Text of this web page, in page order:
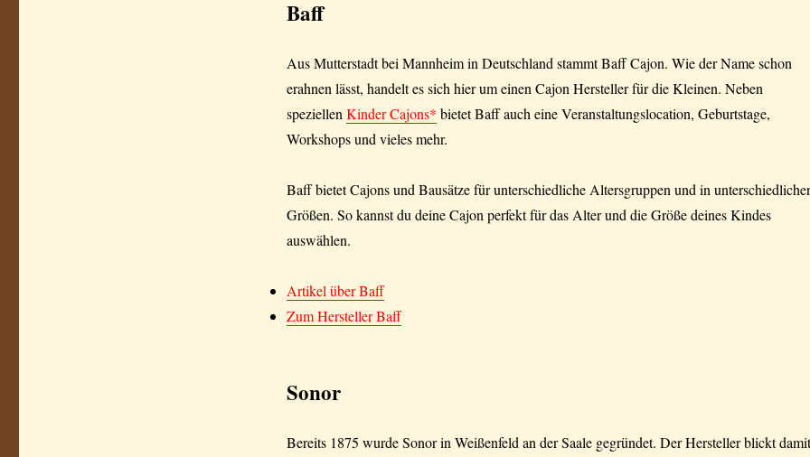
Baff
Aus Mutterstadt bei Mannheim in Deutschland stammt Baff Cajon. Wie der Name schon
erahnen lässt, handelt es sich hier um einen Cajon Hersteller für die Kleinen. Neben
speziellenKinder Cajons* bietet Baff auch eine Veranstaltungslocation, Geburtstage,
Workshops und vieles mehr.
Baff bietet Cajons und Bausätze für unterschiedliche Altersgruppen und in
Größen. So kannst du deine Cajon perfekt für das Alter und die Größe deines Kindes
auswählen.
Artikel über Baff
Zum Hersteller Baff
Sonor
Bereits 1875 wurde Sonor in Weißenfeld an der Saale gegründet. Der Hersteller blickt damit